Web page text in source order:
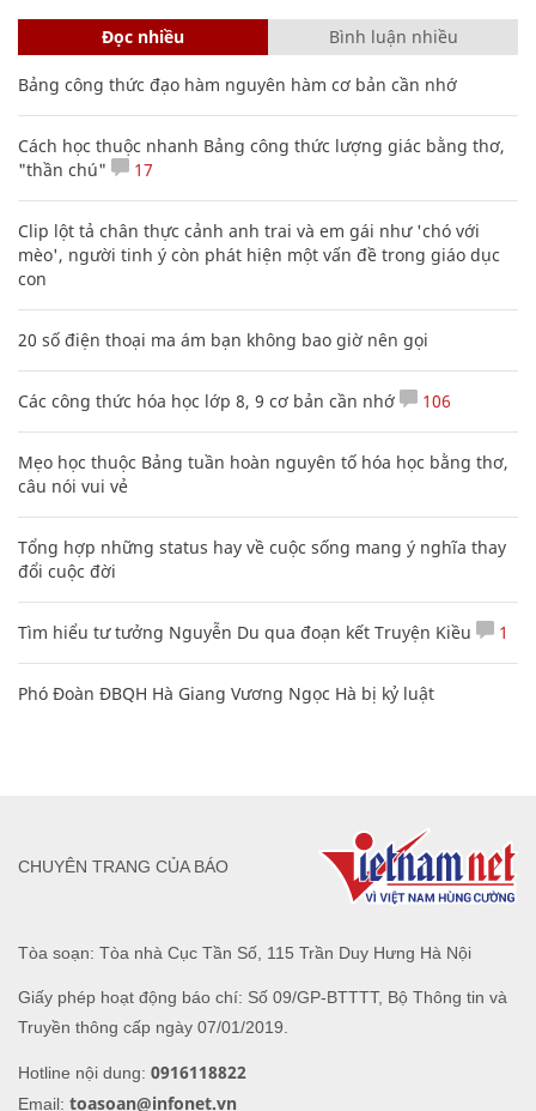
Đọc nhiều Bình luận nhiều
Bảng công thức đạo hàm nguyên hàm cơ bản cần nhớ
Cách học thuộc nhanh Bảng công thức lượng giác bằng thơ,
"thần chú"
17
Clip lột tả chân thực cảnh anh trai và em gái như 'chó với
mèo', người tinh ý còn phát hiện một vấn đề trong giáo dục
con
20 số điện thoại ma ám bạn không bao giờ nên gọi
Các công thức hóa học lớp 8, 9 cơ bản cần nhớ 106
Mẹo học thuộc Bảng tuần hoàn nguyên tố hóa học bằng thơ,
câu nói vui vẻ
Tổng hợp những status hay về cuộc sống mang ý nghĩa thay
đổi cuộc đời
Tìm hiểu tư tưởng Nguyễn Du qua đoạn kết Truyện Kiều 1
Phó Đoàn ĐBQH Hà Giang Vương Ngọc Hà bị kỷ luật
Tòa soạn: Tòa nhà Cục Tần Số, 115 Trần Duy Hưng Hà Nội
Giấy phép hoạt động báo chí: Số 09/GP-BTTTT, Bộ Thông tin và
Truyền thông cấp ngày 07/01/2019.
Hotline nội dung: 0916118822
Email: toasoan@infonet.vn
CHUYÊN TRANG CỦA BÁO